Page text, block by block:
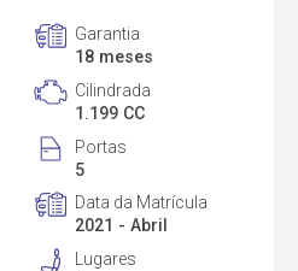
Garantia
18 meses
Cilindrada
1.199 CC
Portas
5
Data da Matrícula
2021 - Abril
Lugares